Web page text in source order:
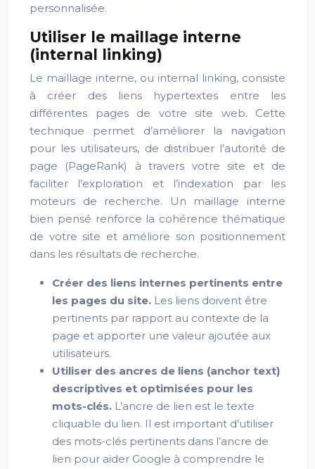
personnalisée.
Utiliser le maillage interne
(internal linking)
Le maillage interne, ou internal linking, consiste
à créer des liens hypertextes entre les
différentes pages de votre site web. Cette
technique permet d’améliorer la navigation
pour les utilisateurs, de distribuer l’autorité de
page (PageRank) à travers votre site et de
faciliter l’exploration et l’indexation par les
moteurs de recherche. Un maillage interne
bien pensé renforce la cohérence thématique
de votre site et améliore son positionnement
dans les résultats de recherche.
Créer des liens internes pertinents entre
les pages du site. Les liens doivent être
pertinents par rapport au contexte de la
page et apporter une valeur ajoutée aux
utilisateurs.
Utiliser des ancres de liens (anchor text)
descriptives et optimisées pour les
mots-clés. L’ancre de lien est le texte
cliquable du lien. Il est important d’utiliser
des mots-clés pertinents dans l’ancre de
lien pour aider Google à comprendre le